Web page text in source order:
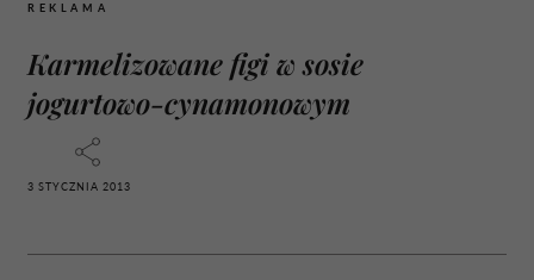
REKLAMA
Karmelizowane figi w sosie
jogurtowo-cynamonowym
3 STYCZNIA 2013